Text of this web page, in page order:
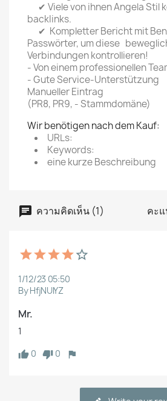
✔ Viele vonihnen Angela Stil
backIinks.
✔ KompletterBericht mit
Passwörter, um diese
Verbindungen kontrollieren!
- Voneinemprofessionellen
-Gute Service-Unterstützung
ManuellerEintrag
(PR8, PR9, - Stammdomäne)
Wir benötigen nach dem Kauf:
URLs:
Keywords:
eine kurze Beschreibung
ความคิดเห็น (1) คะ
1/12/23 05:50
By HfjNUlYZ
Mr.
1
0
0